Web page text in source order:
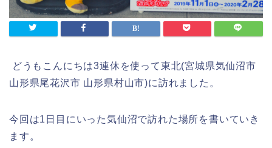
どうもこんにちは3連休を使って東北(宮城県気仙沼市
山形県尾花沢市 山形県村山市)に訪れました。
今回は1日目にいった気仙沼で訪れた場所を書いていき
ます。